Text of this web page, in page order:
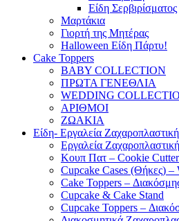
Είδη Σερβιρίσματος
Μαρτάκια
Γιορτή της Μητέρας
Halloween Είδη Πάρτυ!
Cake Toppers
BABY COLLECTION
ΠΡΩΤΑ ΓΕΝΕΘΛΙΑ
WEDDING
ΑΡΙΘΜΟΙ
ΖΩΑΚΙΑ
Είδη- Εργαλεία
Εργαλεία
Κουπ Πατ – Cookie
Cupcake Cases (Θήκες) –
Cake Toppers –
Cupcake & Cake Stand
Cupcake Toppers –